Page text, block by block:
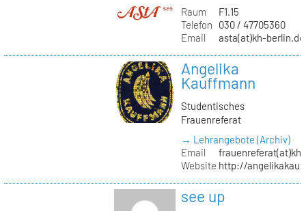
Raum
F1.15
Telefon
030 / 47705360
Email
asta(at)kh-berlin.de
Angelika
Kauffmann
Studentisches
Frauenreferat
→ Lehrangebote (Archiv)
Email
Website http://
see up